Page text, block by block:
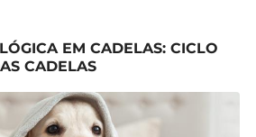
EM CADELAS: CICLO
CADELAS